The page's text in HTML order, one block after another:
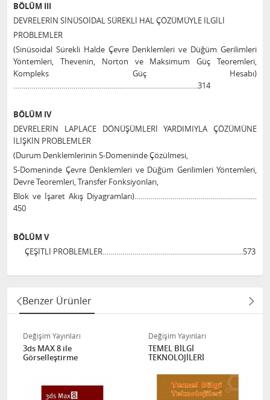
BÖLÜM III
DEVRELERİN SİNÜSOİDAL SÜREKLİ HAL ÇÖZÜMÜYLE İLGİLİ
PROBLEMLER
(Sinüsoidal Sürekli Halde Çevre Denklemleri ve Düğüm Gerilimleri
Yöntemleri, Thevenin, Norton ve Maksimum Güç Teoremleri,
Kompleks Güç Hesabı)
………………………………………………………………………………..314
BÖLÜM IV
DEVRELERİN LAPLACE DÖNÜŞÜMLERİ YARDIMIYLA ÇÖZÜMÜNE
İLİŞKİN PROBLEMLER
(Durum Denklemlerinin S-Domeninde Çözülmesi,
S-Domeninde Çevre Denklemleri ve Düğüm Gerilimleri Yöntemleri,
Devre Teoremleri, Transfer Fonksiyonları,
Blok ve İşaret Akış Diyagramları)………………………………………………….…
450
BÖLÜM V
ÇEŞİTLİ PROBLEMLER…………………………………………………………….573
Benzer Ürünler
Değişim Yayınları
3ds MAX 8 ile
Görselleştirme
Değişim Yayınları
TEMEL BİLGİ
TEKNOLOJİLERİ